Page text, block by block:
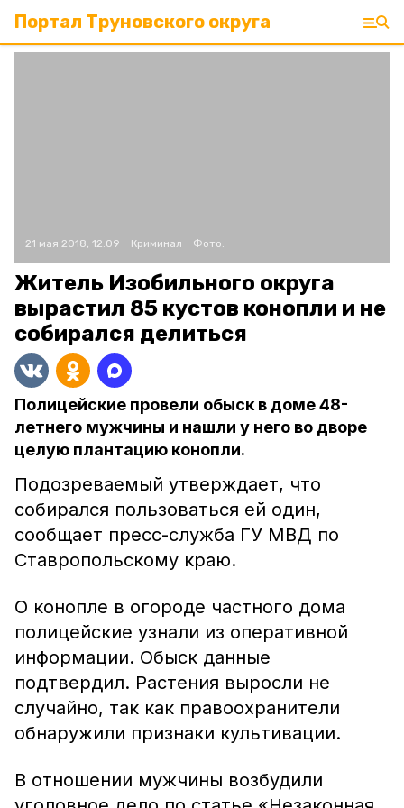
Портал Труновского округа
21 мая 2018, 12:09 Криминал Фото:
Житель Изобильного округа
вырастил 85 кустов конопли и не
собирался делиться
Полицейские провели обыск в доме 48-
летнего мужчины и нашли у него во дворе
целую плантацию конопли.
Подозреваемый утверждает, что
собирался пользоваться ей один,
сообщает пресс-служба ГУ МВД по
Ставропольскому краю.
О конопле в огороде частного дома
полицейские узнали из оперативной
информации. Обыск данные
подтвердил. Растения выросли не
случайно, так как правоохранители
обнаружили признаки культивации.
В отношении мужчины возбудили